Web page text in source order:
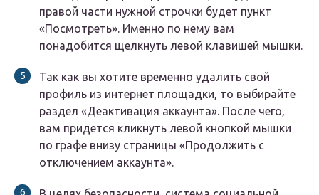
правой части нужной строчки будет пункт
«Посмотреть». Именно по нему вам
понадобится щелкнуть левой клавишей мышки.
Так как вы хотите временно удалить свой
профиль из интернет площадки, то выбирайте
раздел «Деактивация аккаунта». После чего,
вам придется кликнуть левой кнопкой мышки
по графе внизу страницы «Продолжить с
отключением аккаунта».